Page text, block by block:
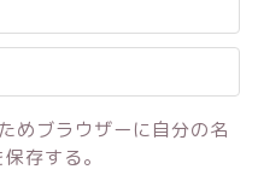
めブラウザーに自分の名
存する。